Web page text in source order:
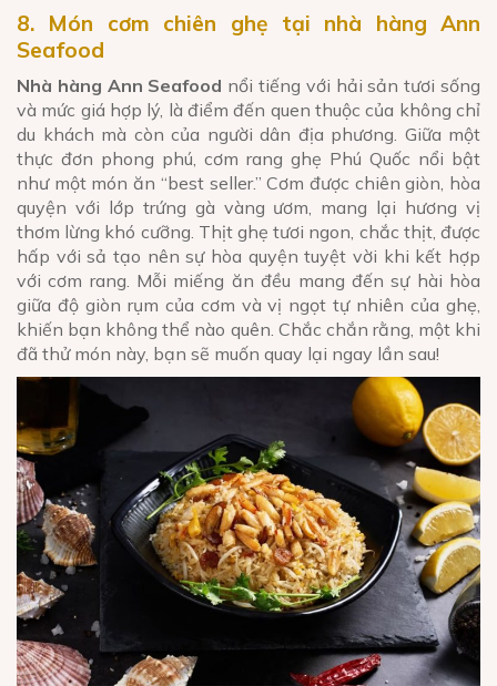
8. Món cơm chiên ghẹ tại nhà hàng Ann
Seafood
Nhà hàng Ann Seafood nổi tiếng với hải sản tươi sống
và mức giá hợp lý, là điểm đến quen thuộc của không chỉ
du khách mà còn của người dân địa phương. Giữa một
thực đơn phong phú, cơm rang ghẹ Phú Quốc nổi bật
như một món ăn “best seller.” Cơm được chiên giòn, hòa
quyện với lớp trứng gà vàng ươm, mang lại hương vị
thơm lừng khó cưỡng. Thịt ghẹ tươi ngon, chắc thịt, được
hấp với sả tạo nên sự hòa quyện tuyệt vời khi kết hợp
với cơm rang. Mỗi miếng ăn đều mang đến sự hài hòa
giữa độ giòn rụm của cơm và vị ngọt tự nhiên của ghẹ,
khiến bạn không thể nào quên. Chắc chắn rằng, một khi
đã thử món này, bạn sẽ muốn quay lại ngay lần sau!